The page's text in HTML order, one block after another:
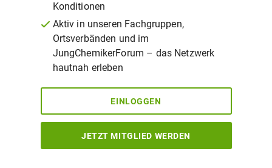
Konditionen
Aktiv in unseren Fachgruppen,
Ortsverbänden und im
JungChemikerForum – das Netzwerk
hautnah erleben
EINLOGGEN
JETZT MITGLIED WERDEN